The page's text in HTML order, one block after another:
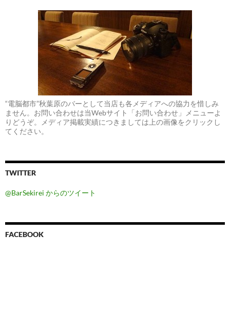
“電脳都市”秋葉原のバーとして当店も各メディアへの協力を惜しみ
ません。お問い合わせは当Webサイト「お問い合わせ」メニューよ
りどうぞ。メディア掲載実績につきましては上の画像をクリックし
てください。
TWITTER
@BarSekirei からのツイート
FACEBOOK